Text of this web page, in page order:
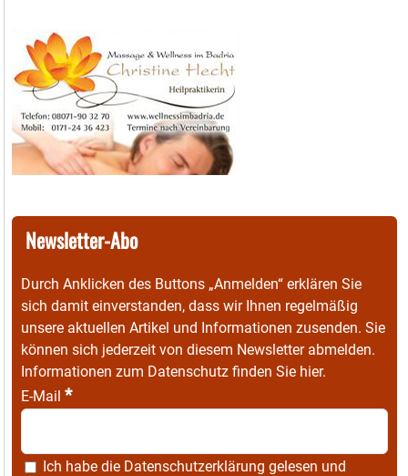
Newsletter-Abo
Durch Anklicken des Buttons „Anmelden“ erklären Sie
sich damit einverstanden, dass wir Ihnen regelmäßig
unsere aktuellen Artikel und Informationen zusenden. Sie
können sich jederzeit von diesem Newsletter abmelden.
Informationen zum Datenschutz finden Sie hier.
E-Mail *
Ich habe die Datenschutzerklärung gelesen und